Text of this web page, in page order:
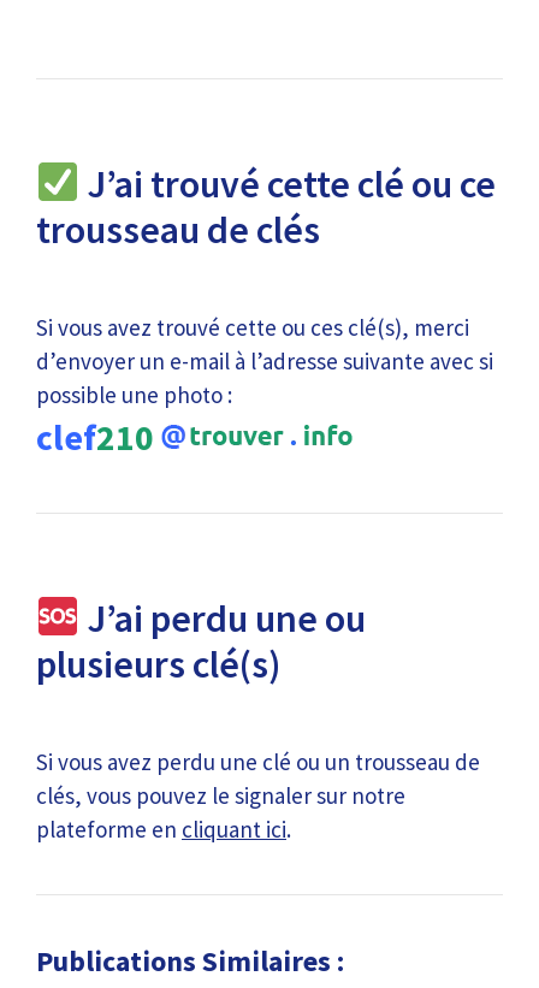
J’ai trouvé cette clé ou ce
trousseau de clés
Si vous avez trouvé cette ou ces clé(s), merci
d’envoyer un e-mail à l’adresse suivante avec si
possible une photo :
clef210
J’ai perdu une ou
plusieurs clé(s)
Si vous avez perdu une clé ou un trousseau de
clés, vous pouvez le signaler sur notre
plateforme en cliquant ici.
Publications Similaires :